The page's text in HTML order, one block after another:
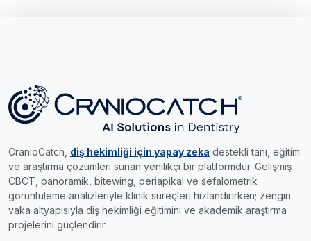
CranioCatch, diş hekimliği için yapay zeka destekli tanı, eğitim
ve araştırma çözümleri sunan yenilikçi bir platformdur. Gelişmiş
CBCT, panoramik, bitewing, periapikal ve sefalometrik
görüntüleme analizleriyle klinik süreçleri hızlandırırken; zengin
vaka altyapısıyla diş hekimliği eğitimini ve akademik araştırma
projelerini güçlendirir.